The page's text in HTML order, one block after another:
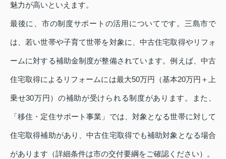
魅力が高いといえます。
最後に、市の制度サポートの活用についてです。三島市で
は、若い世帯や子育て世帯を対象に、中古住宅取得やリフォ
ームに対する補助金制度が整備されています。例えば、中古
住宅取得によるリフォームには最大50万円（基本20万円＋上
乗せ30万円）の補助が受けられる制度があります。また、
「移住・定住サポート事業」では、対象となる世帯に対して
住宅取得補助があり、中古住宅取得でも補助対象となる場合
があります（詳細条件は市の交付要綱をご確認ください）。